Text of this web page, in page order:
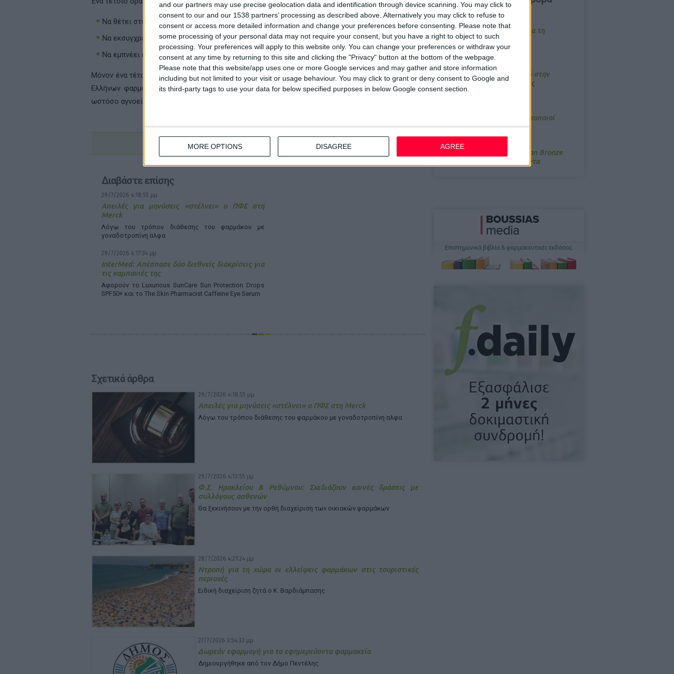
and our partners may use precise geolocation data and identification through device scanning. You may click to
consent to our and our 1538 partners’ processing as described above. Alternatively you may click to refuse to
consent or access more detailed information and change your preferences before consenting.
Please note that
some processing of your personal data may not require your consent, but you have a right to object to such
processing. Your preferences will apply to this website only. You can change your preferences or withdraw your
consent at any time by returning to this site and clicking the "Privacy" button at the bottom of the webpage.
Please note that this website/app uses one or more Google services and may gather and store information
including but not limited to your visit or usage behaviour. You may click to grant or deny consent to Google and
its third-party tags to use your data for below specified purposes in below Google consent section.
MORE OPTIONS DISAGREE AGREE
10/3/2026, 16:44
Πρόστιμο σε φαρμακείο για τη
μετάδοση μουσικής;
7/4/2026, 17:25
Memotin: Αποτελεσματικό στην
ανακούφιση από τις εμβοές
Στα θρανία ξανά οι φαρμακοποιοί
ΚΟRRES: Η συλλογή Aegean Bronze
υποδέχεται δύο νέα προϊόντα
Να θέτει στο επίκεντρο τις ανάγκες του ασθενή και της χώρας.
Να εκσυγχρονίζει τη φαρμακευτική παράδοση και πρακτική.
Να εμπνέει και να περιλαμβάνει όλες τις γενιές των φαρμακοποιών.
Μόνον ένα τέτοιο όραμα θα μπορούσε να λειτουργήσει συνεκτικά και θα επέτρεπε στο σώμα των
Ελλήνων φαρμακοποιών να ανακαλύψει εκείνη τη δεξαμενή δυνάμεων που το ίδιο έχει, αλλά
ωστόσο αγνοεί.
Διαβάστε επίσης
29/7/2026 4:18:55 μμ
Απειλές για μηνύσεις «στέλνει» ο ΠΦΣ στη
Merck
Λόγω του τρόπου διάθεσης του φαρμάκου με
γοναδοτροπίνη αλφα
29/7/2026 4:17:34 μμ
InterMed: Απέσπασε δύο διεθνείς διακρίσεις για
τις καμπανιές της
Αφορούν το Luxurious SunCare Sun Protection Drops
SPF50+ και το The Skin Pharmacist Caffeine Eye Serum
Σχετικά άρθρα
29/7/2026 4:18:55 μμ
Απειλές για μηνύσεις «στέλνει» ο ΠΦΣ στη Merck
Λόγω του τρόπου διάθεσης του φαρμάκου με γοναδοτροπίνη αλφα
29/7/2026 4:13:55 μμ
Φ.Σ. Ηρακλείου & Ρεθύμνου: Σχεδιάζουν κοινές δράσεις με
συλλόγους ασθενών
Θα ξεκινήσουν με την ορθή διαχείριση των οικιακών φαρμάκων
28/7/2026 4:21:24 μμ
Ντροπή για τη χώρα οι ελλείψεις φαρμάκων στις τουριστικές
περιοχές
Ειδική διαχείριση ζητά ο Κ. Βαρδιάμπασης
27/7/2026 3:54:33 μμ
Δωρεάν εφαρμογή για τα εφημερεύοντα φαρμακεία
Δημιουργήθηκε από τον Δήμο Πεντέλης